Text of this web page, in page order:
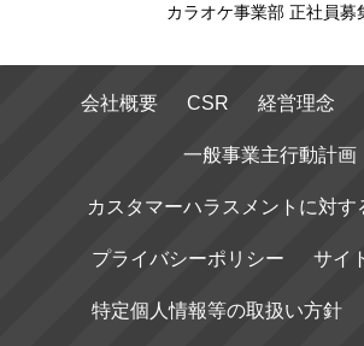
カラオケ事業部 正社員募
会社概要 CSR 経営理念
一般事業主行動計画
カスタマーハラスメントに対す
プライバシーポリシー サイ
特定個人情報等の取扱い方針